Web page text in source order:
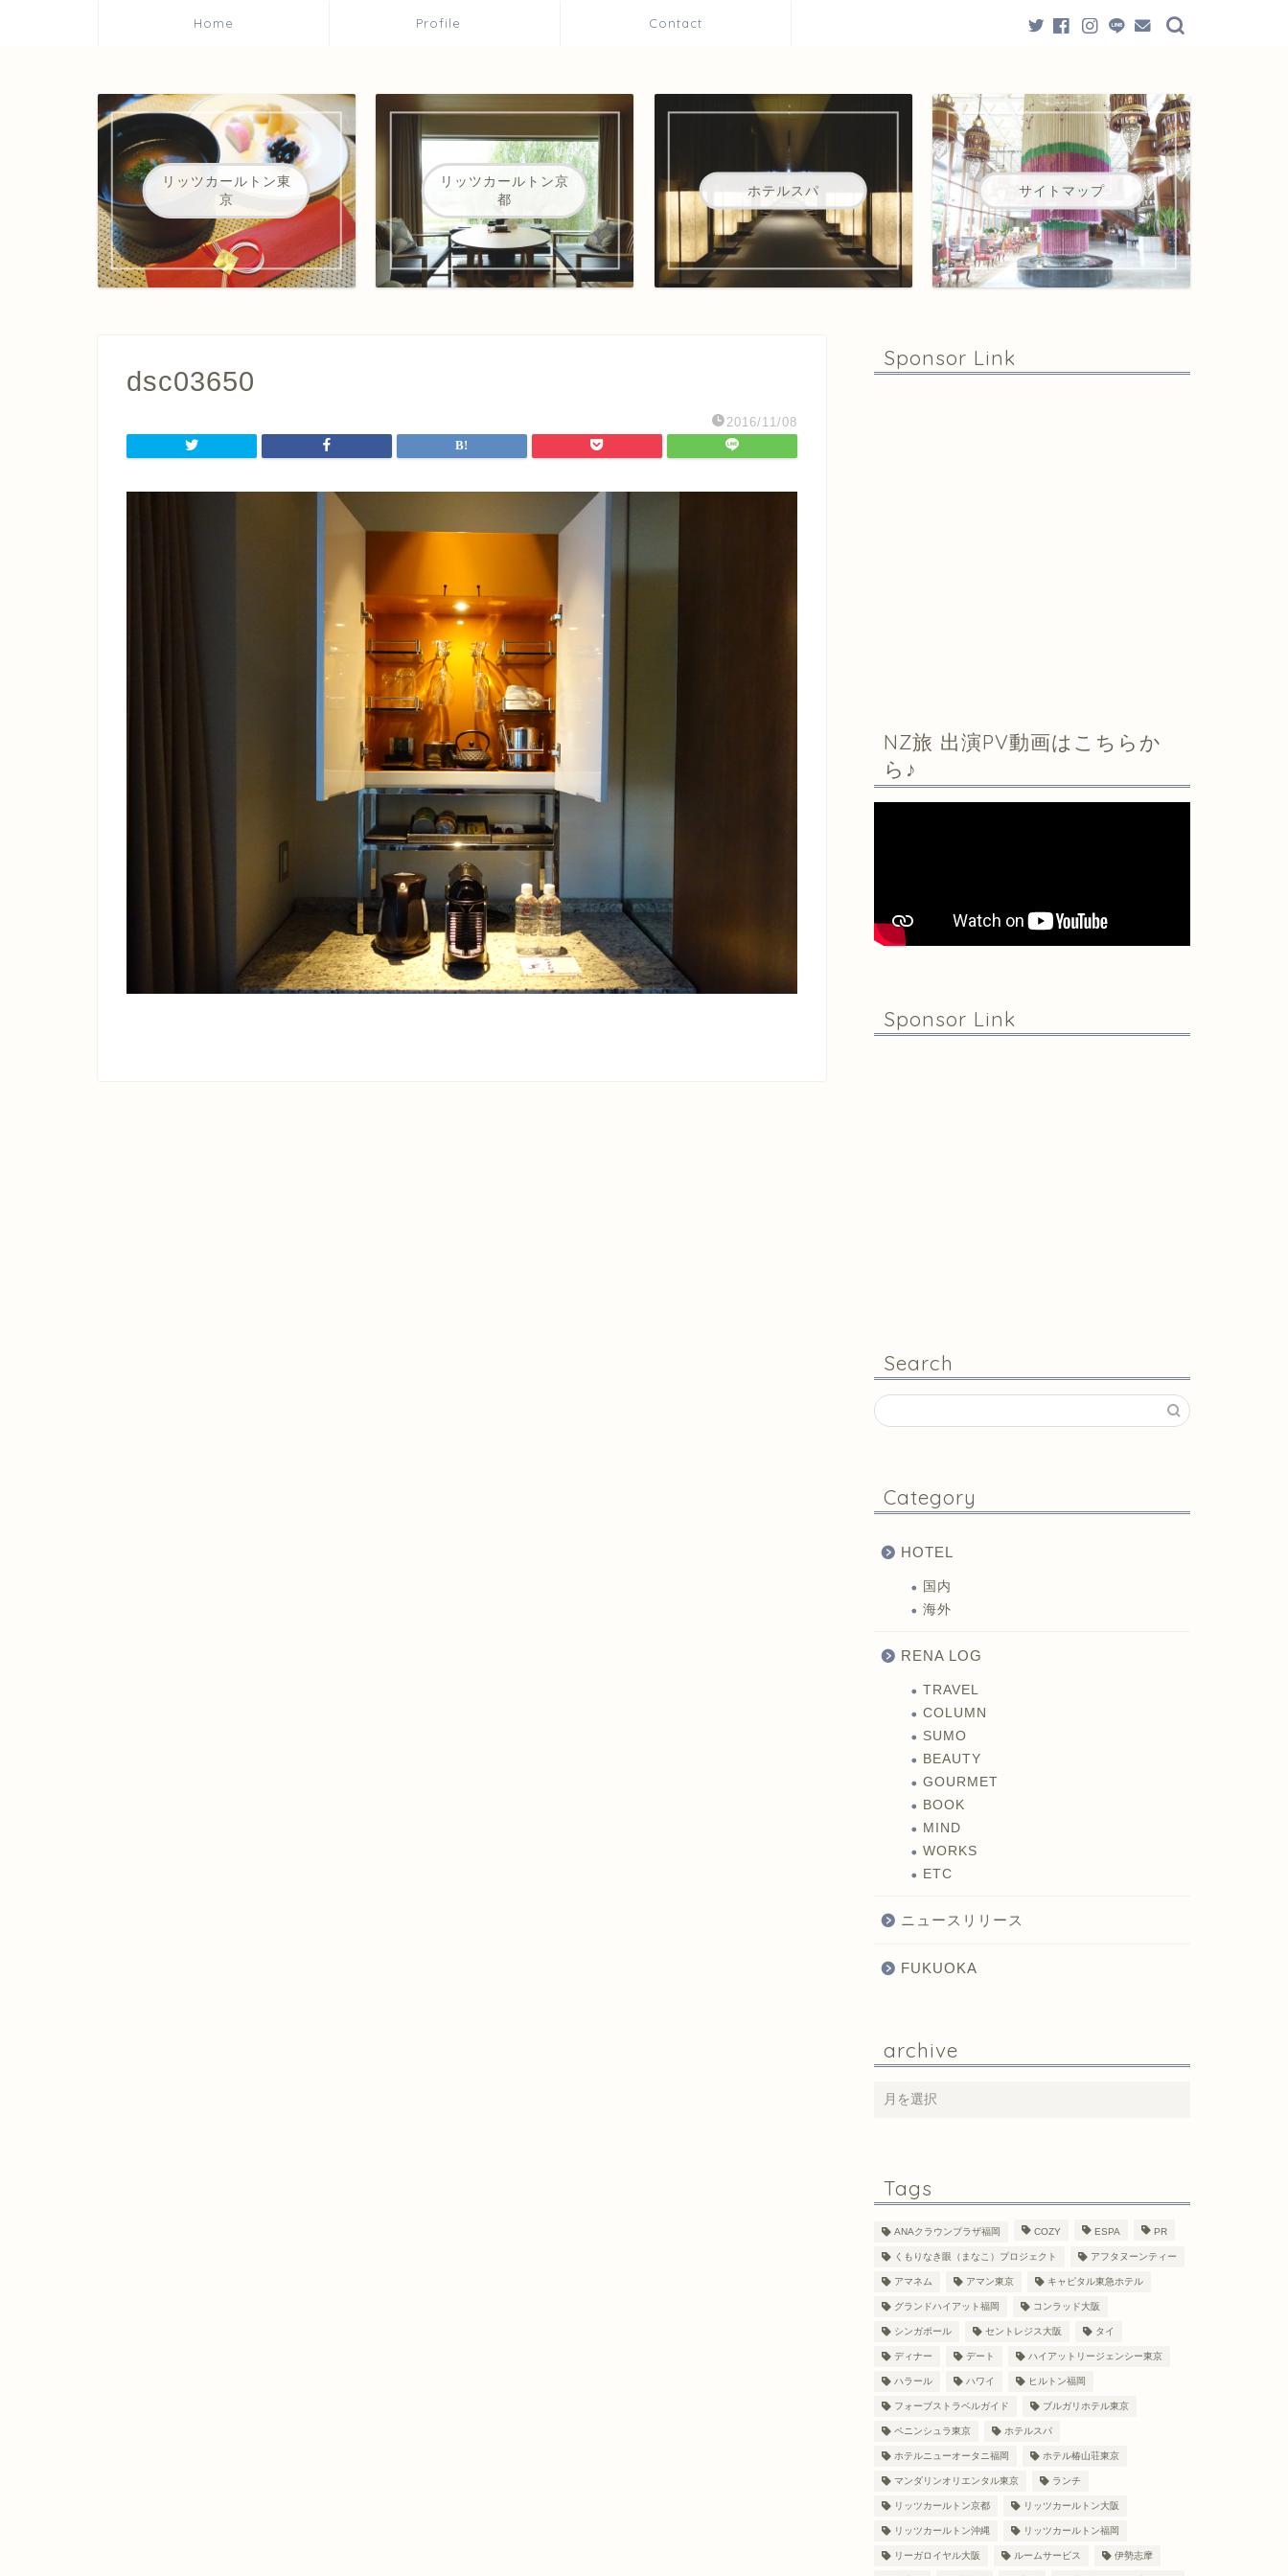
Home Profile Contact
リッツカールトン東
京
リッツカールトン京
都
ホテルスパ サイトマップ
dsc03650
2016/11/08
Sponsor Link
NZ旅 出演PV動画はこちらか
ら♪
Sponsor Link
Search
Category
HOTEL
国内
海外
RENA LOG
TRAVEL
COLUMN
SUMO
BEAUTY
GOURMET
BOOK
MIND
WORKS
ETC
ニュースリリース
FUKUOKA
archive
Tags
ANAクラウンプラザ福岡 COZY ESPA PR
くもりなき眼（まなこ）プロジェクト アフタヌーンティー
アマネム アマン東京 キャピタル東急ホテル
グランドハイアット福岡 コンラッド大阪
シンガポール セントレジス大阪 タイ
ディナー デート ハイアットリージェンシー東京
ハラール ハワイ ヒルトン福岡
フォーブストラベルガイド ブルガリホテル東京
ペニンシュラ東京 ホテルスパ
ホテルニューオータニ福岡 ホテル椿山荘東京
マンダリンオリエンタル東京 ランチ
リッツカールトン京都 リッツカールトン大阪
リッツカールトン沖縄 リッツカールトン福岡
リーガロイヤル大阪 ルームサービス 伊勢志摩